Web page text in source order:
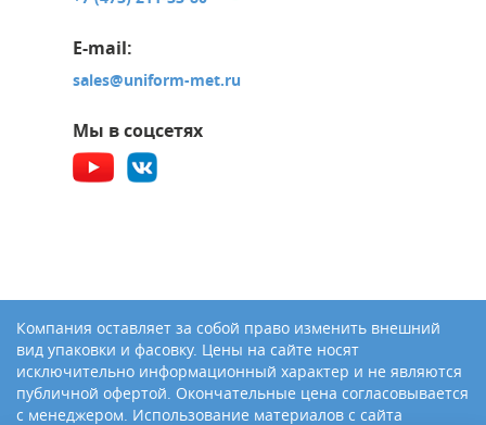
E-mail:
sales@uniform-met.ru
Мы в соцсетях
Компания оставляет за собой право изменить внешний
вид упаковки и фасовку. Цены на сайте носят
исключительно информационный характер и не являются
публичной офертой. Окончательные цена согласовывается
с менеджером. Использование материалов с сайта